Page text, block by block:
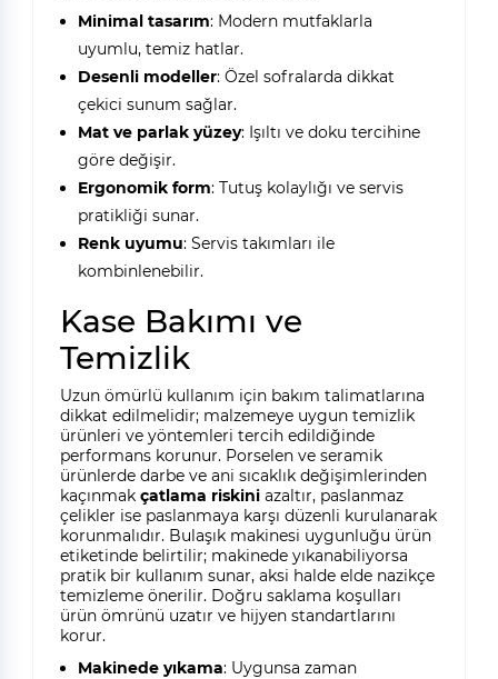
Minimal tasarım: Modern mutfaklarla
uyumlu, temiz hatlar.
Desenli modeller: Özel sofralarda dikkat
çekici sunum sağlar.
Mat ve parlak yüzey: Işıltı ve doku tercihine
göre değişir.
Ergonomik form: Tutuş kolaylığı ve servis
pratikliği sunar.
Renk uyumu: Servis takımları ile
kombinlenebilir.
Kase Bakımı ve
Temizlik
Uzun ömürlü kullanım için bakım talimatlarına
dikkat edilmelidir; malzemeye uygun temizlik
ürünleri ve yöntemleri tercih edildiğinde
performans korunur. Porselen ve seramik
ürünlerde darbe ve ani sıcaklık değişimlerinden
kaçınmak çatlama riskiniazaltır, paslanmaz
çelikler ise paslanmaya karşı düzenli kurulanarak
korunmalıdır. Bulaşık makinesi uygunluğu ürün
etiketinde belirtilir; makinede yıkanabiliyorsa
pratik bir kullanım sunar, aksi halde elde nazikçe
temizleme önerilir. Doğru saklama koşulları
ürün ömrünü uzatır ve hijyen standartlarını
korur.
Makinede yıkama: Uygunsa zaman